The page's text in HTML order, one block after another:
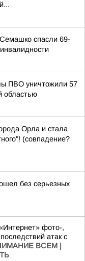
спасли 69-
ПВО уничтожили 57
областью
Орла и стала
(совпадение?
без серьезных
фото-,
атак с
ВСЕМ |